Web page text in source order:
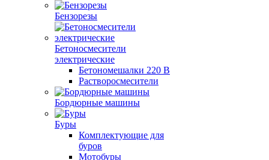
Бензорезы
Бетоносмесители
электрические
Бетономешалки 220 В
Растворосмесители
Бордюрные машины
Буры
Комплектующие для
буров
Мотобуры